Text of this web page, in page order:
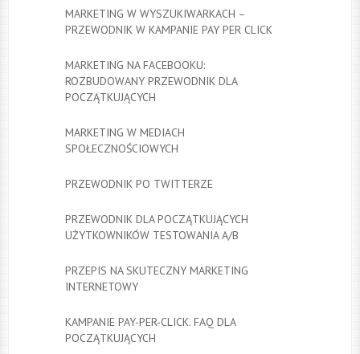
MARKETING W WYSZUKIWARKACH –
PRZEWODNIK W KAMPANIE PAY PER CLICK
MARKETING NA FACEBOOKU:
ROZBUDOWANY PRZEWODNIK DLA
POCZĄTKUJĄCYCH
MARKETING W MEDIACH
SPOŁECZNOŚCIOWYCH
PRZEWODNIK PO TWITTERZE
PRZEWODNIK DLA POCZĄTKUJĄCYCH
UŻYTKOWNIKÓW TESTOWANIA A/B
PRZEPIS NA SKUTECZNY MARKETING
INTERNETOWY
KAMPANIE PAY-PER-CLICK. FAQ DLA
POCZĄTKUJĄCYCH